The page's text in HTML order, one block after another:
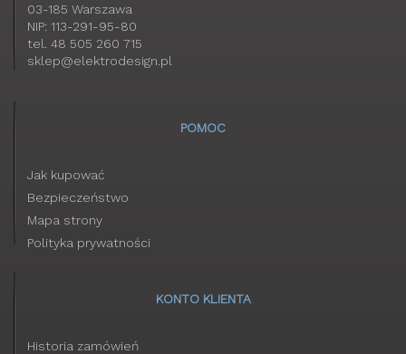
03-185 Warszawa
NIP: 113-291-95-80
tel. 48 505 260 715
sklep@elektrodesign.pl
POMOC
Jak kupować
Bezpieczeństwo
Mapa strony
Polityka prywatności
KONTO KLIENTA
Historia zamówień